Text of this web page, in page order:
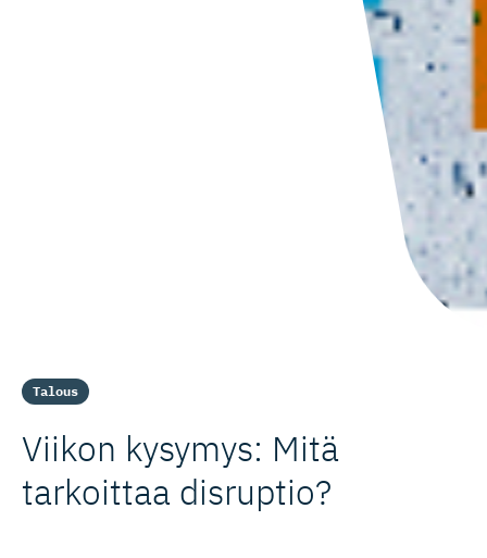
Talous
Viikon kysymys: Mitä
tarkoittaa disruptio?